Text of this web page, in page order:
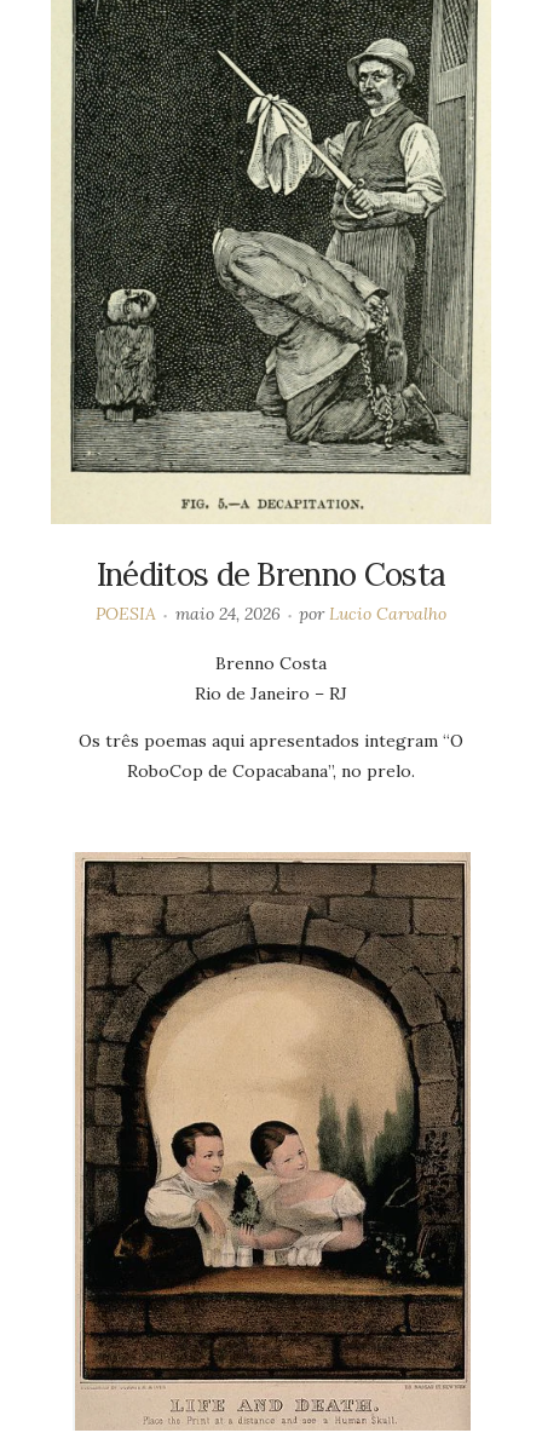
Inéditos de Brenno Costa
POESIA maio 24, 2026 porLucio Carvalho
Brenno Costa
Rio de Janeiro – RJ
Os três poemas aqui apresentados integram “O
RoboCop de Copacabana”, no prelo.